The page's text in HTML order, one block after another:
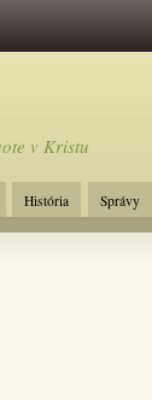
v Kristu
História Správy